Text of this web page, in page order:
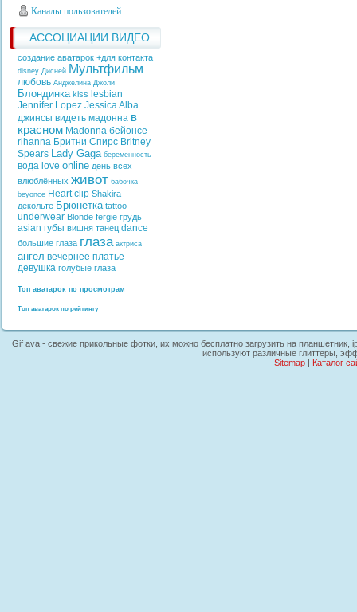
Каналы пользователей
АССОЦИАЦИИ ВИДЕО
создание аватарок +для контакта
disney Дисней Мультфильм
любовь Анджелина Джоли
Блондинка kiss lesbian
Jennifer Lopez Jessica Alba
джинсы видеть мадонна в
красном Madonna бейонсе
rihanna Бритни Спирс Britney
Spears Lady Gaga беременность
вода love online день всех
влюблённых живот бабочка
beyonce Heart clip Shakira
декольте Брюнетка tattoo
underwear Blonde fergie грудь
asian губы вишня танец dance
большие глаза глаза актриса
ангел вечернее платье
девушка голубые глаза
Топ аватарок по просмотрам
Топ аватарок по рейтингу
Gif ava - свежие прикольные фотки, их можно бесплатно загрузить на планшетник,
используют различные глиттеры,
Sitemap| Каталог